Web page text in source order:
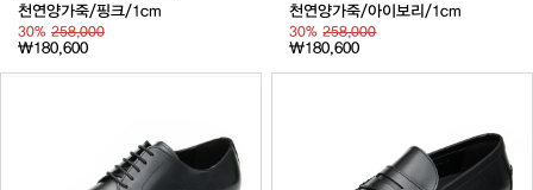
천연양가죽/핑크/1cm
30% 258,000
₩180,600
천연양가죽/아이보리/1cm
30%258,000
₩180,600